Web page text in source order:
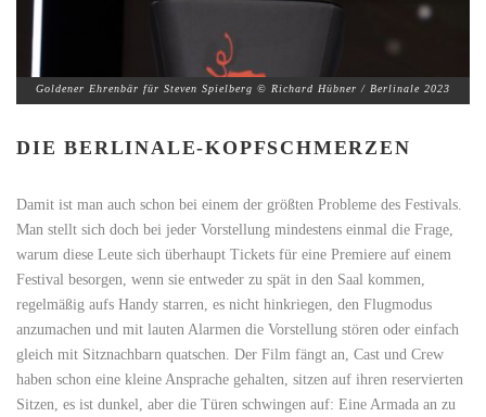
Goldener Ehrenbär für Steven Spielberg © Richard Hübner / Berlinale 2023
DIE BERLINALE-KOPFSCHMERZEN
Damit ist man auch schon bei einem der größten Probleme des Festivals.
Man stellt sich doch bei jeder Vorstellung mindestens einmal die Frage,
warum diese Leute sich überhaupt Tickets für eine Premiere auf einem
Festival besorgen, wenn sie entweder zu spät in den Saal kommen,
regelmäßig aufs Handy starren, es nicht hinkriegen, den Flugmodus
anzumachen und mit lauten Alarmen die Vorstellung stören oder einfach
gleich mit Sitznachbarn quatschen. Der Film fängt an, Cast und Crew
haben schon eine kleine Ansprache gehalten, sitzen auf ihren reservierten
Sitzen, es ist dunkel, aber die Türen schwingen auf: Eine Armada an zu